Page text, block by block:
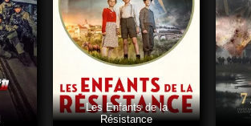
Les Enfants de la
Résistance